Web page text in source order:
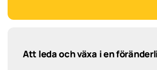
Att leda och växa i en